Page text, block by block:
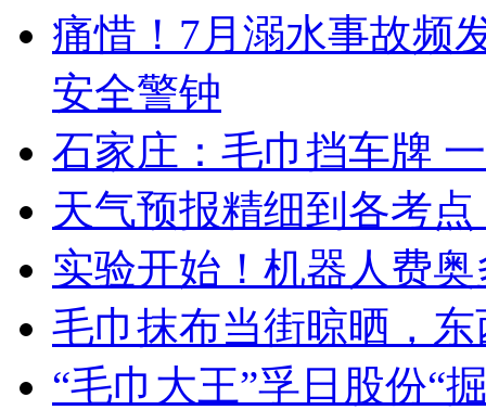
痛惜！7月溺水事故频
安全警钟
石家庄：毛巾挡车牌
天气预报精细到各考
实验开始！机器人费
毛巾抹布当街晾晒，
“毛巾大王”孚日股份“